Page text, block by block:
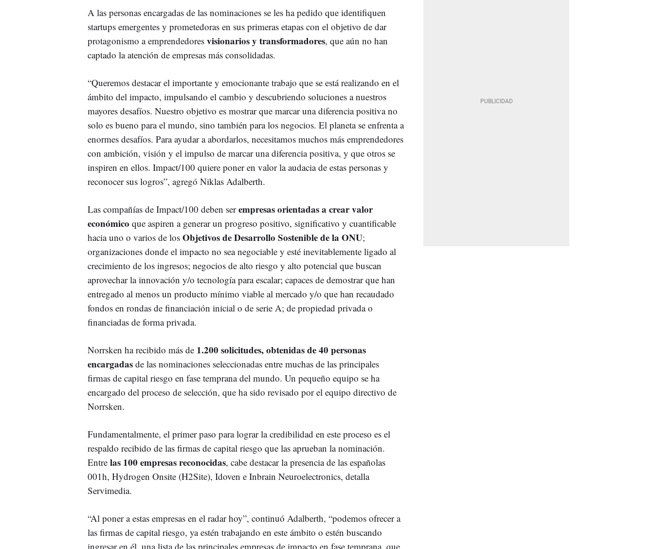
A las personas encargadas de las nominaciones se les ha pedido que identifiquen
startups emergentes y prometedoras en sus primeras etapas con el objetivo de dar
protagonismo a emprendedores visionarios y transformadores, que aún no han
captado la atención de empresas más consolidadas.
“Queremos destacar el importante y emocionante trabajo que se está realizando en el
ámbito del impacto, impulsando el cambio y descubriendo soluciones a nuestros
mayores desafíos. Nuestro objetivo es mostrar que marcar una diferencia positiva no
solo es bueno para el mundo, sino también para los negocios. El planeta se enfrenta a
enormes desafíos. Para ayudar a abordarlos, necesitamos muchos más emprendedores
con ambición, visión y el impulso de marcar una diferencia positiva, y que otros se
inspiren en ellos. Impact/100 quiere poner en valor la audacia de estas personas y
reconocer sus logros”, agregó Niklas Adalberth.
Las compañías de Impact/100 deben serempresas orientadas a crear valor
económico que aspiren a generar un progreso positivo, significativo y cuantificable
hacia uno o varios de los Objetivos de Desarrollo Sostenible de la ONU;
organizaciones donde el impacto no sea negociable y esté inevitablemente ligado al
crecimiento de los ingresos; negocios de alto riesgo y alto potencial que buscan
aprovechar la innovación y/o tecnología para escalar; capaces de demostrar que han
entregado al menos un producto mínimo viable al mercado y/o que han recaudado
fondos en rondas de financiación inicial o de serie A; de propiedad privada o
financiadas de forma privada.
Norrsken ha recibido más de 1.200 solicitudes, obtenidas de 40 personas
encargadas de las nominaciones seleccionadas entre muchas de las principales
firmas de capital riesgo en fase temprana del mundo. Un pequeño equipo se ha
encargado del proceso de selección, que ha sido revisado por el equipo directivo de
Norrsken.
Fundamentalmente, el primer paso para lograr la credibilidad en este proceso es el
respaldo recibido de las firmas de capital riesgo que las aprueban la nominación.
Entre las 100 empresas reconocidas, cabe destacar la presencia de las españolas
001h, Hydrogen Onsite (H2Site), Idoven e Inbrain Neuroelectronics, detalla
Servimedia.
“Al poner a estas empresas en el radar hoy”, continuó Adalberth, “podemos ofrecer a
las firmas de capital riesgo, ya estén trabajando en este ámbito o estén buscando
ingresar en él, una lista de las principales empresas de impacto en fase temprana, que